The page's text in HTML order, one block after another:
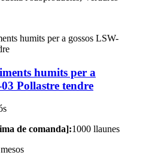
humits per a
Pollastre tendre
de comanda]:1000 llaunes